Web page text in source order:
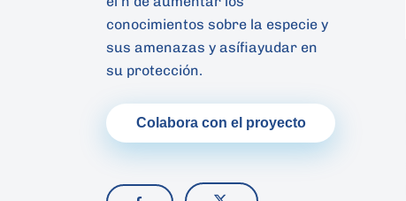
conocimientos sobre la especie y
sus amenazas y asífiayudar en
su protección.
Colabora con el proyecto